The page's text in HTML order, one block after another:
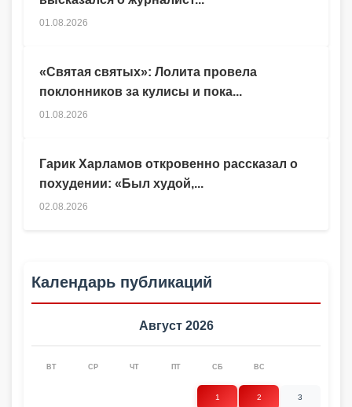
Гарик Харламов откровенно рассказал о
похудении: «Был худой,...
02.08.2026
01.08.2026
«Святая святых»: Лолита провела
поклонников за кулисы и пока...
01.08.2026
Календарь публикаций
Август 2026
ВТ СР ЧТ ПТ СБ ВС
1 2 3